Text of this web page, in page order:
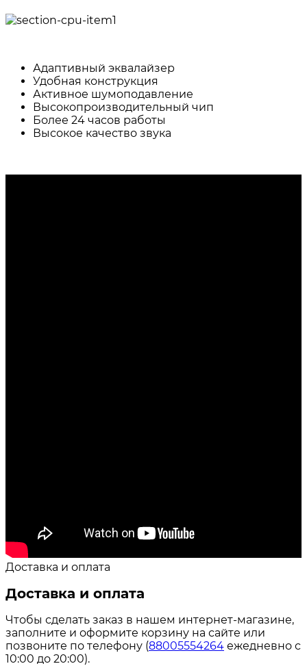
Адаптивный эквалайзер
Удобная конструкция
Активное шумоподавление
Высокопроизводительный чип
Более 24 часов работы
Высокое качество звука
Доставка и оплата
Доставка и оплата
Чтобы сделать заказ в нашем интернет-магазине,
заполните и оформите корзину на сайте или
позвоните по телефону (88005554264 ежедневно с
10:00 до 20:00).